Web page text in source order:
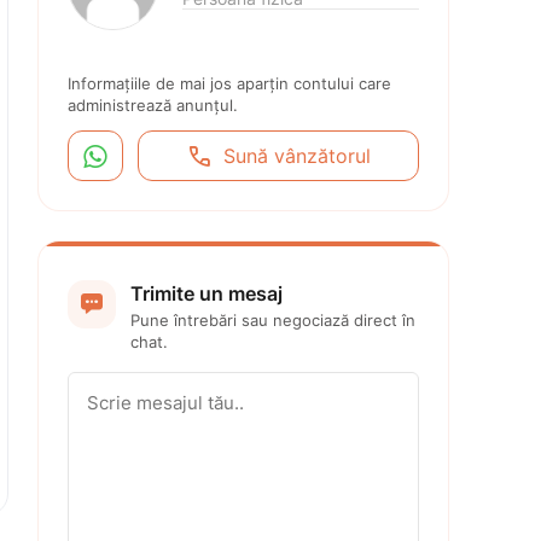
Informațiile de mai jos aparțin contului care
administrează anunțul.
  Sună vânzătorul
 Trimite un mesaj
Pune întrebări sau negociază direct în
chat.